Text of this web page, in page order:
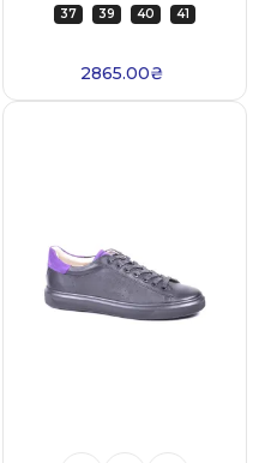
37 39 40 41
2865.00₴